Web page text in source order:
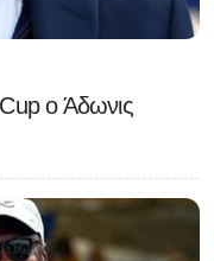
ο Άδωνις